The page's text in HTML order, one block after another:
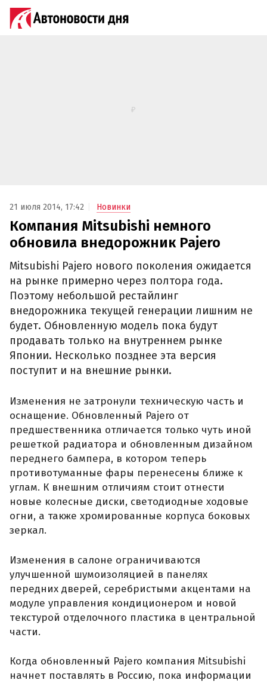
21 июля 2014, 17:42 Новинки
Компания Mitsubishi немного
обновила внедорожник Pajero
Mitsubishi Pajero нового поколения ожидается
на рынке примерно через полтора года.
Поэтому небольшой рестайлинг
внедорожника текущей генерации лишним не
будет. Обновленную модель пока будут
продавать только на внутреннем рынке
Японии. Несколько позднее эта версия
поступит и на внешние рынки.
Изменения не затронули техническую часть и
оснащение. Обновленный Pajero от
предшественника отличается только чуть иной
решеткой радиатора и обновленным дизайном
переднего бампера, в котором теперь
противотуманные фары перенесены ближе к
углам. К внешним отличиям стоит отнести
новые колесные диски, светодиодные ходовые
огни, а также хромированные корпуса боковых
зеркал.
Изменения в салоне ограничиваются
улучшенной шумоизоляцией в панелях
передних дверей, серебристыми акцентами на
модуле управления кондиционером и новой
текстурой отделочного пластика в центральной
части.
Когда обновленный Pajero компания Mitsubishi
начнет поставлять в Россию, пока информации